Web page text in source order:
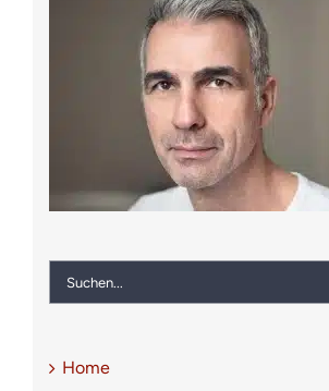
Suche
nach:
Home